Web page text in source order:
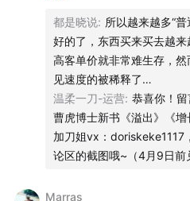
曹虎：从乐高和Patagonia，
Vol.14 中国会像日本一样进入
特勒咨询合伙人曹虎
|关于我们|
决策；比如电商的“补单”、
任背书创造，小红书深度伪
因为急躁，更容易接受一些
所谓“品牌感“，一些看起来
类定位理论。毕竟百余年前
货思维。这些都让信奉长期
得功力不足见效慢。即时有
定做脱离卖货思维做品牌，
都是晓说: 所以越来越多“
好的了，东西买来买去越
高客单价就非常难生存，
见速度的被稀释了…
温柔一刀-运营: 恭喜你！
曹虎博士新书《溢出》《
加刀姐vx：doriskeke1117
论区的截图哦~（4月9日前
Marras